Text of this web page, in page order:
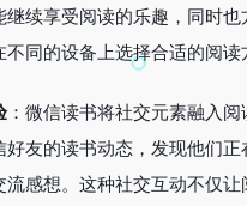
继续享受阅读的乐趣，同时
同的设备上选择合适的阅读
：微信读书将社交元素融入阅
好友的读书动态，发现他们正
流感想。这种社交互动不仅让